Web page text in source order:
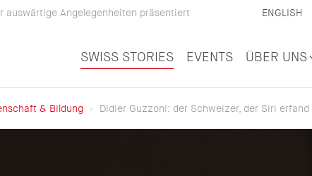
auswärtige Angelegenheiten präsentiert ENGLISH
SWISS STORIES EVENTS ÜBER UNS
& Bildung Didier Guzzoni: der Schweizer, der Siri erfand